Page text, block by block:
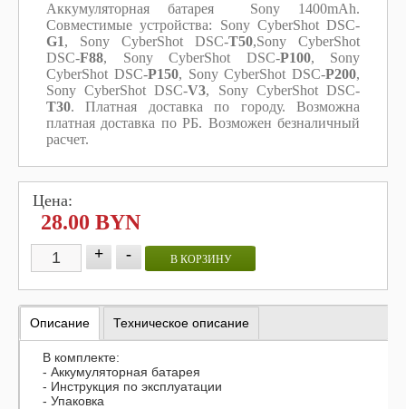
Аккумуляторная батарея Sony 1400mAh.
Совместимые устройства: Sony CyberShot DSC-
G1, Sony CyberShot DSC-T50,Sony CyberShot
DSC-F88, Sony CyberShot DSC-P100, Sony
CyberShot DSC-P150, Sony CyberShot DSC-P200,
Sony CyberShot DSC-V3, Sony CyberShot DSC-
T30.Платная доставка по городу. Возможна
платная доставка по РБ. Возможен безналичный
расчет.
Цена:
28.00 BYN
+ - В КОРЗИНУ
Описание Техническое описание
В комплекте:
- Аккумуляторная батарея
- Инструкция по эксплуатации
- Упаковка